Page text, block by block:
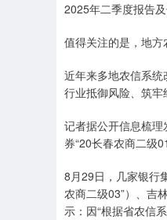
2025年二季度报告及
值得关注的是，地方
近年来多地农信系统
行业抵御风险、筑牢
记者据公开信息梳
券“20长春农商二级
8月29日，几家银行
农商二级03”）、吉
示：因“根据省农信